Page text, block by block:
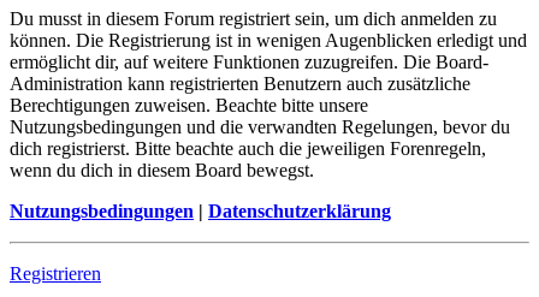
Du musst in diesem Forum registriert sein, um dich anmelden zu
können. Die Registrierung ist in wenigen Augenblicken erledigt und
ermöglicht dir, auf weitere Funktionen zuzugreifen. Die Board-
Administration kann registrierten Benutzern auch zusätzliche
Berechtigungen zuweisen. Beachte bitte unsere
Nutzungsbedingungen und die verwandten Regelungen, bevor du
dich registrierst. Bitte beachte auch die jeweiligen Forenregeln,
wenn du dich in diesem Board bewegst.
Nutzungsbedingungen | Datenschutzerklärung
Registrieren